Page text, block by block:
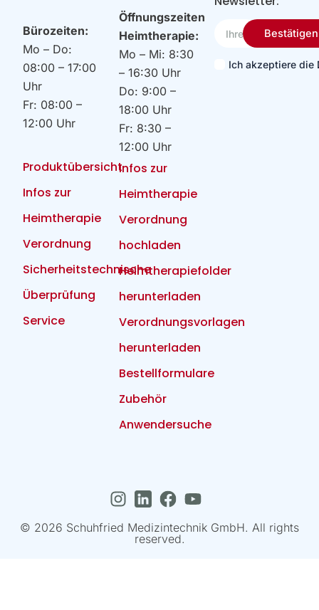
Bürozeiten:
Mo – Do:
08:00 – 17:00
Uhr
Fr: 08:00 –
12:00 Uhr
Produktübersicht
Infos zur
Heimtherapie
Verordnung
Sicherheitstechnische
Überprüfung
Service
Öffnungszeiten
Heimtherapie:
Mo – Mi: 8:30
– 16:30 Uhr
Do: 9:00 –
18:00 Uhr
Fr: 8:30 –
12:00 Uhr
Infos zur
Heimtherapie
Verordnung
hochladen
Heimtherapiefolder
herunterladen
Verordnungsvorlagen
herunterladen
Bestellformulare
Zubehör
Anwendersuche
Email
Ich akzeptiere die
Bestätigen
© 2026 Schuhfried Medizintechnik GmbH. All rights
reserved.